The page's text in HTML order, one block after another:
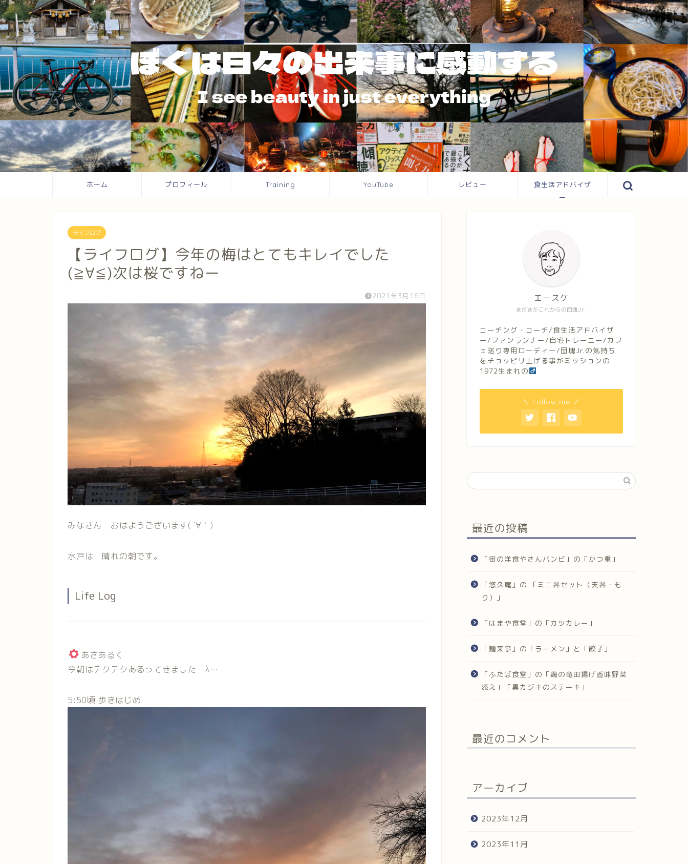
ホーム プロフィール Training YouTube レビュー
食生活アドバイザ
ー
ライフログ
【ライフログ】今年の梅はとてもキレイでした
(≧∀≦)次は桜ですねー
2021年3月16日
みなさん おはようございます( ´∀｀)
水戸は 晴れの朝です。
Life Log
あさあるく
今朝はテクテクあるってきました λ…
5:50頃 歩きはじめ
まだまだこれからの団塊Jr.
エースケ
コーチング・コーチ/食生活アドバイザ
ー/ファンランナー/自宅トレーニー/カフ
ェ巡り専用ローディー/団塊Jr.の気持ち
をチョッピリ上げる事がミッションの
1972生まれの
＼ Follow me ／
最近の投稿
「街の洋食やさんバンビ」の「かつ重」
「悠久庵」の 「ミニ丼セット（天丼・も
り）」
「はまや食堂」の「カツカレー」
「麺来亭」の「ラーメン」と「餃子」
「ふたば食堂」の「鶏の竜田揚げ香味野菜
添え」「黒カジキのステーキ」
最近のコメント
アーカイブ
2023年12月
2023年11月